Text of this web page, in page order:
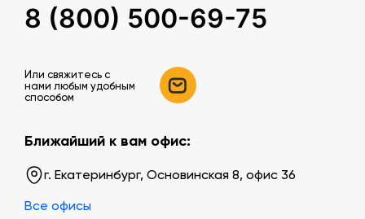
8 (800) 500-69-75
Или свяжитесь c
нами любым удобным
способом
Ближайший к вам офис:
г. Екатеринбург, Основинская 8, офис 36
Все офисы